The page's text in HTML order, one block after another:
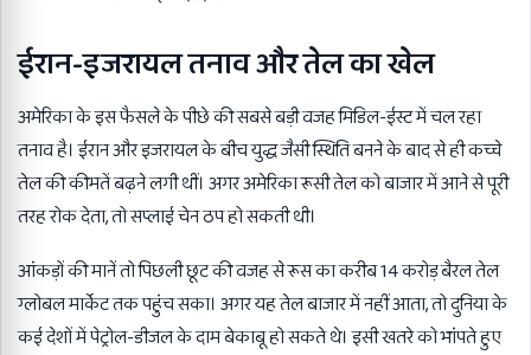
ईरान-इजरायल तनाव और तेल का खेल
अमेरिका के इस फैसले के पीछे की सबसे बड़ी वजहमिडिल-ईस्टमें चल रहा
तनाव है। ईरान और इजरायल के बीच युद्ध जैसी स्थिति बनने के बाद से ही कच्चे
तेल की कीमतें बढ़ने लगी थीं। अगर अमेरिका रूसी तेल को बाजार में आने से पूरी
तरह रोक देता, तो सप्लाई चेन ठप हो सकती थी।
आंकड़ों की मानें तो पिछली छूट की वजह से रूस का करीब 14 करोड़ बैरल तेल
ग्लोबल मार्केट तक पहुंच सका। अगर यह तेल बाजार में नहीं आता, तो दुनिया के
कई देशों में पेट्रोल-डीजल के दाम बेकाबू हो सकते थे। इसी खतरे को भांपते हुए